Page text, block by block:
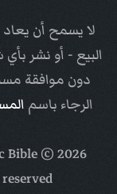
لا يسمح أن
البيع - أو نشر
دون موافقة
الرجاء باسم
2026
© Kalimat Alhayat a ministry of
Bible